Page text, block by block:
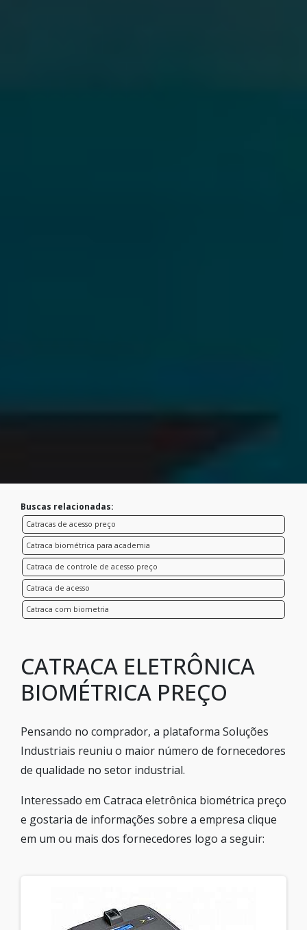
Buscas relacionadas:
Catracas de acesso preço
Catraca biométrica para academia
Catraca de controle de acesso preço
Catraca de acesso
Catraca com biometria
CATRACA ELETRÔNICA
BIOMÉTRICA PREÇO
Pensando no comprador, a plataforma Soluções
Industriais reuniu o maior número de fornecedores
de qualidade no setor industrial.
Interessado em Catraca eletrônica biométrica preço
e gostaria de informações sobre a empresa clique
em um ou mais dos fornecedores logo a seguir: